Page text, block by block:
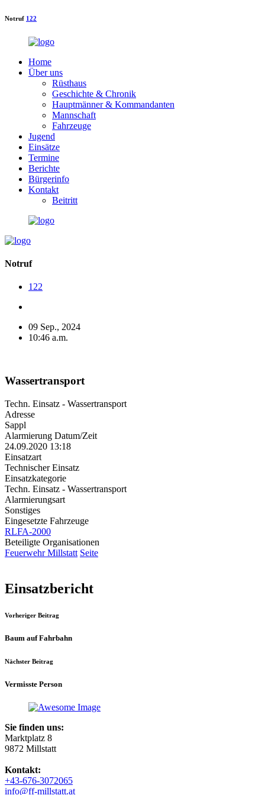
Notruf 122
Home
Über uns
Rüsthaus
Geschichte & Chronik
Hauptmänner & Kommandanten
Mannschaft
Fahrzeuge
Jugend
Einsätze
Termine
Berichte
Bürgerinfo
Kontakt
Beitritt
Notruf
122
09 Sep., 2024
10:46 a.m.
Wassertransport
Techn. Einsatz - Wassertransport
Adresse
Sappl
Alarmierung Datum/Zeit
24.09.2020 13:18
Einsatzart
Technischer Einsatz
Einsatzkategorie
Techn. Einsatz - Wassertransport
Alarmierungsart
Sonstiges
Eingesetzte Fahrzeuge
RLFA-2000
Beteiligte Organisationen
Feuerwehr Millstatt Seite
Einsatzbericht
Vorheriger Beitrag
Baum auf Fahrbahn
Nächster Beitrag
Vermisste Person
Sie finden uns:
Marktplatz 8
9872 Millstatt
Kontakt:
+43-676-3072065
info@ff-millstatt.at